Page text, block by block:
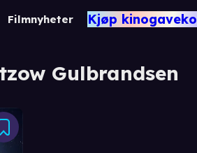
Filmnyheter Kjøp
Gulbrandsen